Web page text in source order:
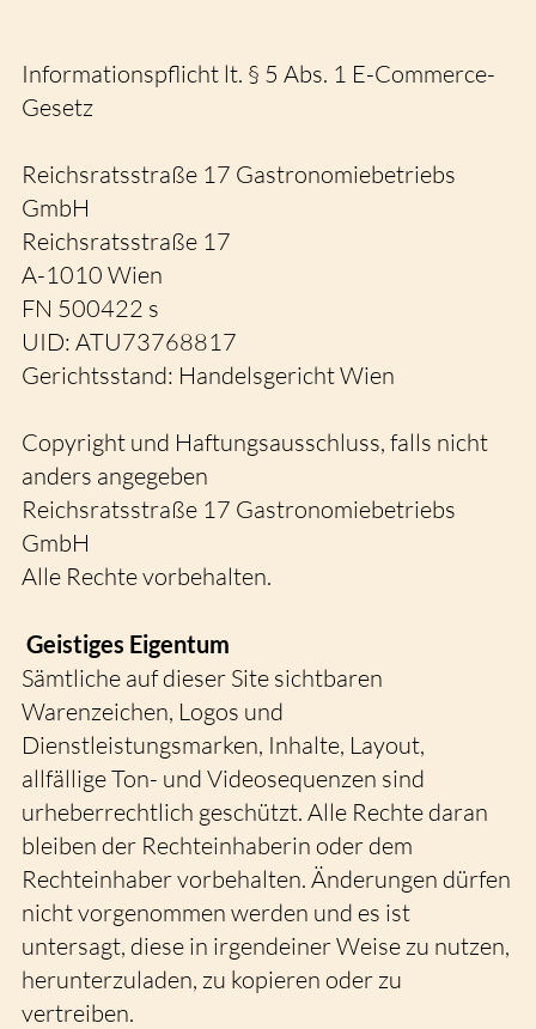
Informationspflicht lt. § 5 Abs. 1 E-Commerce-
Gesetz
Reichsratsstraße 17 Gastronomiebetriebs
GmbH
Reichsratsstraße 17
A-1010 Wien
FN 500422 s
UID: ATU73768817
Gerichtsstand: Handelsgericht Wien
Copyright und Haftungsausschluss, falls nicht
anders angegeben
Reichsratsstraße 17 Gastronomiebetriebs
GmbH
Alle Rechte vorbehalten.
Geistiges Eigentum
Sämtliche auf dieser Site sichtbaren
Warenzeichen, Logos und
Dienstleistungsmarken, Inhalte, Layout,
allfällige Ton- und Videosequenzen sind
urheberrechtlich geschützt. Alle Rechte daran
bleiben der Rechteinhaberin oder dem
Rechteinhaber vorbehalten. Änderungen dürfen
nicht vorgenommen werden und es ist
untersagt, diese in irgendeiner Weise zu nutzen,
herunterzuladen, zu kopieren oder zu
vertreiben.